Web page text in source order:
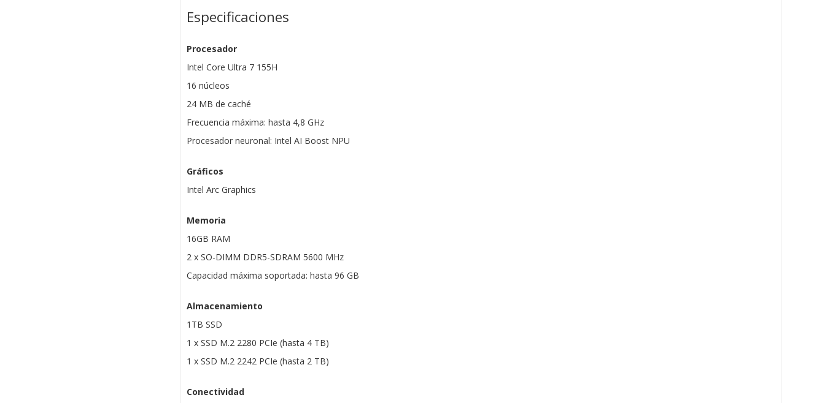
Especificaciones
Procesador
Intel Core Ultra 7 155H
16 núcleos
24 MB de caché
Frecuencia máxima: hasta 4,8 GHz
Procesador neuronal: Intel AI Boost NPU
Gráficos
Intel Arc Graphics
Memoria
16GB RAM
2 x SO-DIMM DDR5-SDRAM 5600 MHz
Capacidad máxima soportada: hasta 96 GB
Almacenamiento
1TB SSD
1 x SSD M.2 2280 PCIe (hasta 4 TB)
1 x SSD M.2 2242 PCIe (hasta 2 TB)
Conectividad